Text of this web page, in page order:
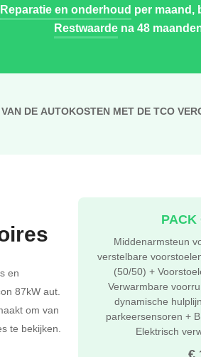
Reparatie en onderhoud per maand,
Restwaardena 48
DE AUTOKOSTEN MET DE TCO
en
87kW aut.
om van
te bekijken.
€
PACK
Middenarmsteun
verstelbare
(50/50) +
Verwarmbare
dynamische
parkeersensoren +
Elektrisch